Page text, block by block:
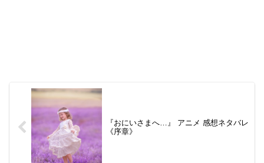
『おにいさまへ…』 アニメ 感想ネタバレ
《序章》